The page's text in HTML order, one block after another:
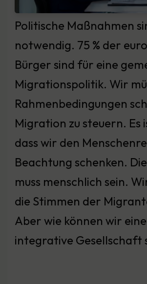
Politische Maßnahmen
notwendig. 75 % der
Bürger sind für eine
Migrationspolitik. Wir
Rahmenbedingungen
Migration zu steuern. Es
dass wir den
Beachtung schenken.
muss menschlich sein.
die Stimmen der
Aber wie können wir eine
integrative Gesellschaft